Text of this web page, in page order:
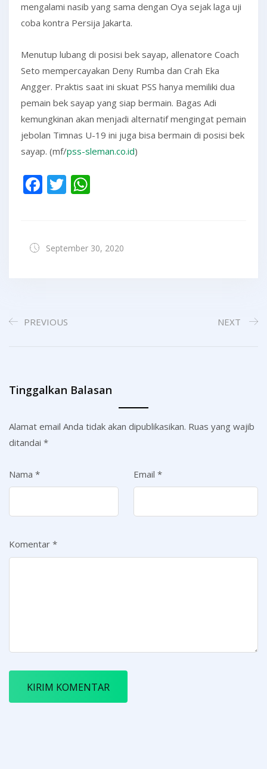
mengalami nasib yang sama dengan Oya sejak laga uji
coba kontra Persija Jakarta.
Menutup lubang di posisi bek sayap, allenatore Coach
Seto mempercayakan Deny Rumba dan Crah Eka
Angger. Praktis saat ini skuat PSS hanya memiliki dua
pemain bek sayap yang siap bermain. Bagas Adi
kemungkinan akan menjadi alternatif mengingat pemain
jebolan Timnas U-19 ini juga bisa bermain di posisi bek
sayap. (mf/pss-sleman.co.id)
Facebook
Twitter
September 30, 2020
PREVIOUS NEXT
Tinggalkan Balasan
Alamat email Anda tidak akan dipublikasikan. Ruas yang wajib
ditandai *
Nama * Email *
Komentar *